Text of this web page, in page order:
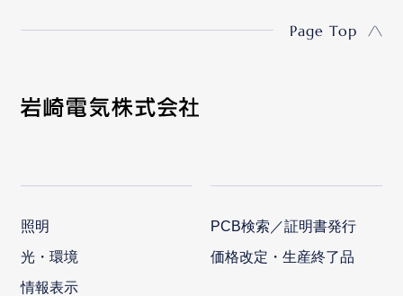
Page Top
照明
光・環境
情報表示
PCB検索／証明書発行
価格改定・生産終了品